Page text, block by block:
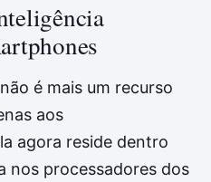
é mais um recurso
aos
agora reside dentro
nos processadores dos